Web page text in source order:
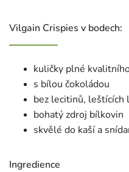
Vilgain Crispies v bodech:
kuličky plné
s bílou čokoládou
bez lecitinů, leštících
bohatý zdroj bílkovin
skvělé do kaší a
Ingredience